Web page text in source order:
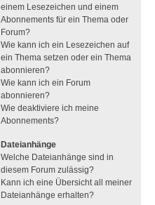
einem Lesezeichen und einem
Abonnements für ein Thema oder
Forum?
Wie kann ich ein Lesezeichen auf
ein Thema setzen oder ein Thema
abonnieren?
Wie kann ich ein Forum
abonnieren?
Wie deaktiviere ich meine
Abonnements?
Dateianhänge
Welche Dateianhänge sind in
diesem Forum zulässig?
Kann ich eine Übersicht all meiner
Dateianhänge erhalten?